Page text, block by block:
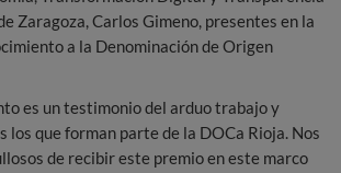
Zaragoza, Carlos Gimeno, presentes en la
a la Denominación de Origen
es un testimonio del arduo trabajo y
los que forman parte de la DOCa Rioja. Nos
de recibir este premio en este marco